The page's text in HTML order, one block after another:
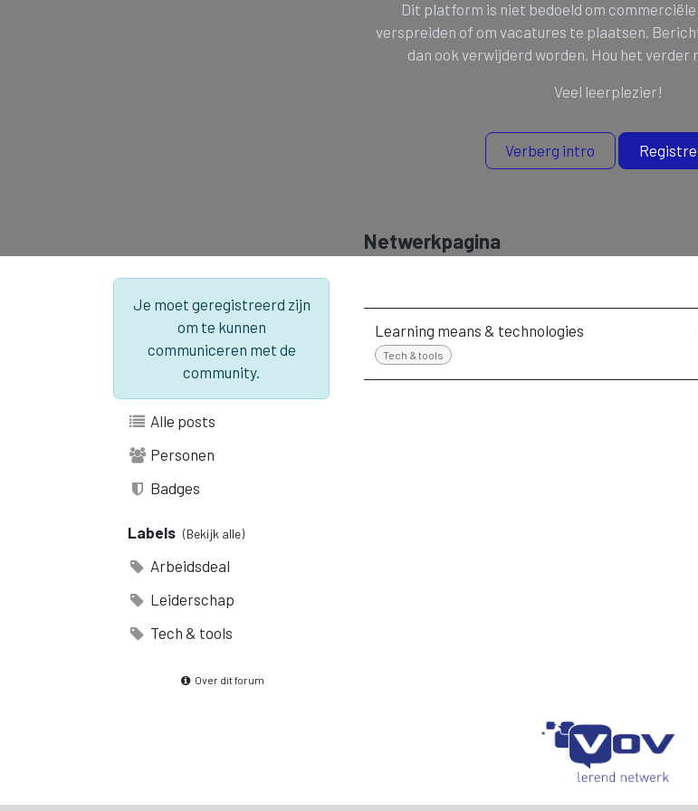
Dit platform is niet bedoeld om
verspreiden of om vacatures te plaatsen.
dan ook verwijderd worden. Hou het verder
Veel leerplezier!
Verberg intro
Je moet geregistreerd zijn
om te kunnen
communiceren met de
community.
Alle posts
Personen
Badges
Labels (Bekijk alle)
Arbeidsdeal
Leiderschap
Tech & tools
Over dit forum
Netwerkpagina
Learning means & technologies
Tech & tools